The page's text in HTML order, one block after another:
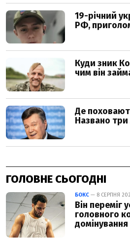
ГОЛОВНЕ СЬОГОДНІ
БОКС — 8 СЕРПНЯ
Він переміг
головного
домінування